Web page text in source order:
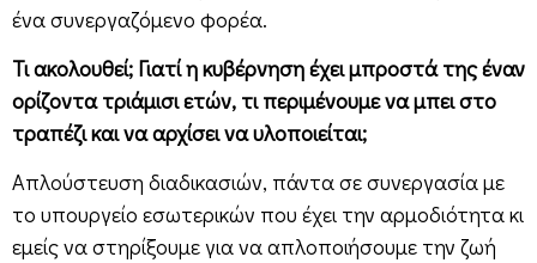
ένα συνεργαζόμενο φορέα.
Τι ακολουθεί; Γιατί η κυβέρνηση έχει μπροστά της έναν
ορίζοντα τριάμισι ετών, τι περιμένουμε να μπει στο
τραπέζι και να αρχίσει να υλοποιείται;
Απλούστευση διαδικασιών, πάντα σε συνεργασία με
το υπουργείο εσωτερικών που έχει την αρμοδιότητα κι
εμείς να στηρίξουμε για να απλοποιήσουμε την ζωή